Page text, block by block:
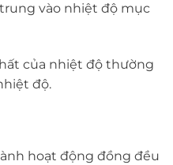
vào nhiệt độ mục
của nhiệt độ thường
độ.
hoạt động đồng đều